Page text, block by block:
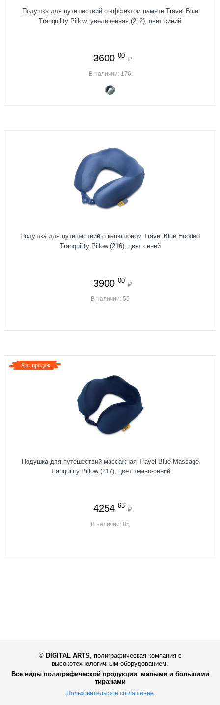
Подушка для путешествий с эффектом памяти Travel Blue
Tranquility Pillow, увеличенная (212), цвет синий
3600 00 ₽
В наличии: 176
Подушка для путешествий с капюшоном Travel Blue Hooded
Tranquility Pillow (216), цвет синий
3900 00 ₽
В наличии: 56
Хит продаж
Подушка для путешествий массажная Travel Blue Massage
Tranquility Pillow (217), цвет темно-синий
4254 63 ₽
В наличии: 85
© DIGITAL ARTS
полиграфическая компания с
высокотехнологичным оборудованием.
Все виды полиграфической продукции, малыми и большими
тиражами
Пользовательское соглашение